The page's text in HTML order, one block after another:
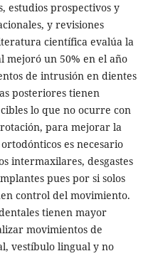
estudios prospectivos y
y revisiones
científica evalúa la
mejoró un 50% en el año
de intrusión en dientes
posteriores tienen
lo que no ocurre con
para mejorar la
es necesario
intermaxilares, desgastes
pues por si solos
control del movimiento.
tienen mayor
movimientos de
vestíbulo lingual y no